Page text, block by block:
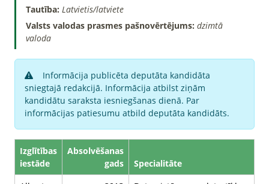
Tautība: Latvietis/latviete
Valsts valodas prasmes pašnovērtējums: dzimtā
valoda
Informācija publicēta deputāta kandidāta
sniegtajā redakcijā. Informācija atbilst ziņām
kandidātu saraksta iesniegšanas dienā. Par
informācijas patiesumu atbild deputāta kandidāts.
Izglītības
iestāde
Absolvēšanas
gads
Specialitāte